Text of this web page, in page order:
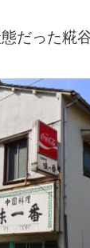
だった糀